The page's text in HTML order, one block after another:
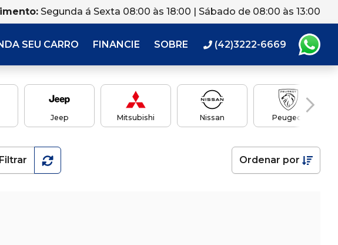
Segunda á Sexta 08:00 às 18:00 | Sábado de 08:00 às 13:00
SEU CARRO FINANCIE SOBRE (42)3222-6669
Jeep Mitsubishi Nissan Peugeot
Filtrar Ordenar por